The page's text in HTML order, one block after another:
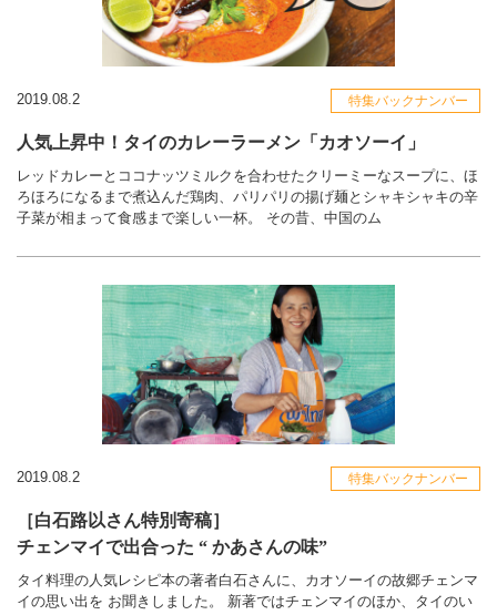
2019.08.2 特集バックナンバー
人気上昇中！タイのカレーラーメン「カオソーイ」
レッドカレーとココナッツミルクを合わせたクリーミーなスープに、ほ
ろほろになるまで煮込んだ鶏肉、パリパリの揚げ麺とシャキシャキの辛
子菜が相まって食感まで楽しい一杯。 その昔、中国のム
2019.08.2 特集バックナンバー
［白石路以さん特別寄稿］
チェンマイで出合った “ かあさんの味”
タイ料理の人気レシピ本の著者白石さんに、カオソーイの故郷チェンマ
イの思い出を お聞きしました。 新著ではチェンマイのほか、タイのい